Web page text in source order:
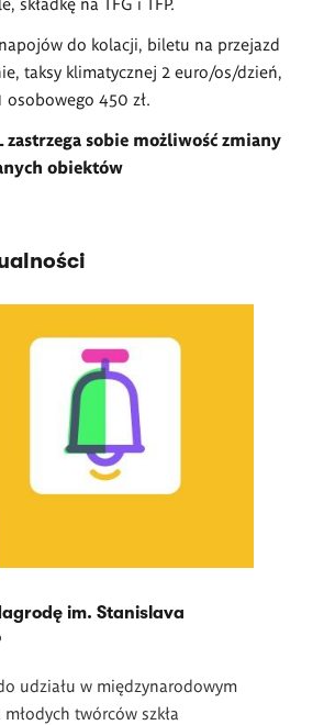
napojów do kolacji, biletu na przejazd
taksy klimatycznej 2 euro/os/dzień,
osobowego 450 zł.
zastrzega sobie możliwość zmiany
obiektów
im. Stanislava
udziału w międzynarodowym
twórców szkła